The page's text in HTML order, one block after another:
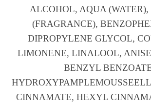
ALCOHOL, AQUA (WATER),
(FRAGRANCE),
DIPROPYLENE GLYCOL,
LIMONENE, LINALOOL,
BENZYL
CINNAMATE, HEXYL